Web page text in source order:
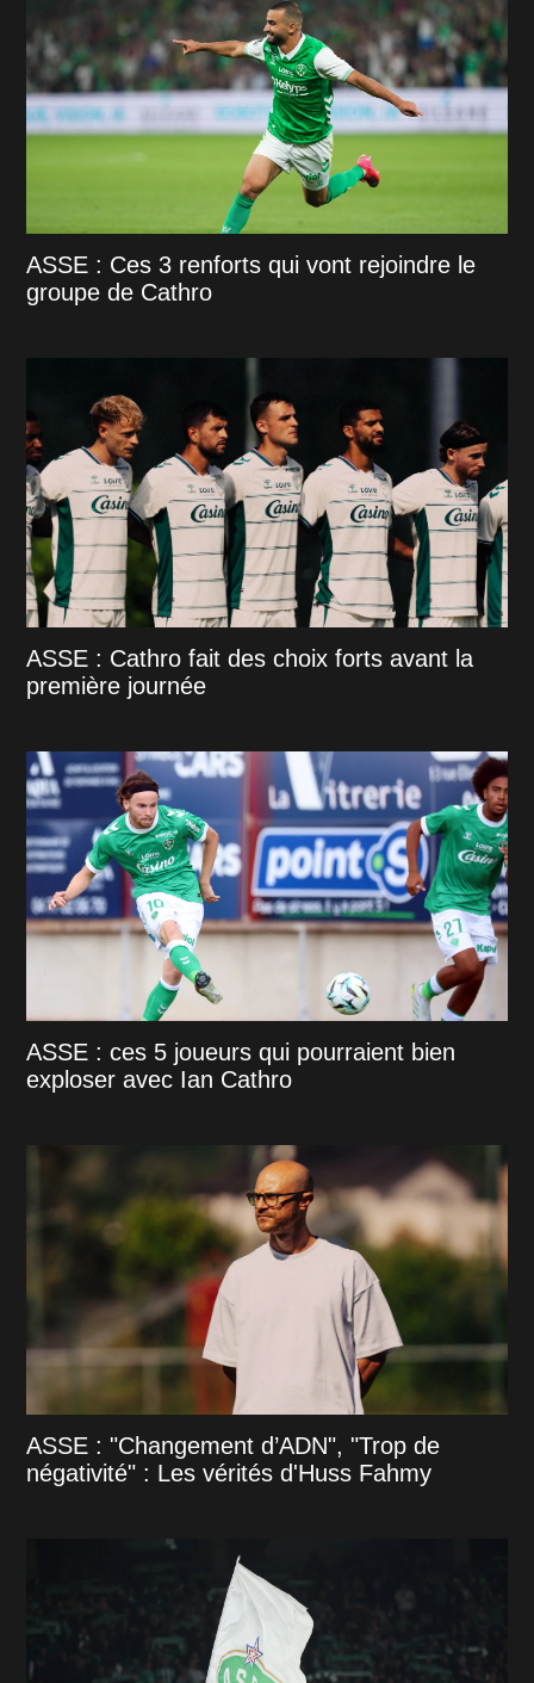
ASSE : Ces 3 renforts qui vont rejoindre le
groupe de Cathro
ASSE : Cathro fait des choix forts avant la
première journée
ASSE : ces 5 joueurs qui pourraient bien
exploser avec Ian Cathro
ASSE : "Changement d’ADN", "Trop de
négativité" : Les vérités d'Huss Fahmy